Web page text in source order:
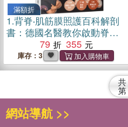
滿額折
1.背脊‧肌筋膜照護百科解剖
書：德國名醫教你啟動脊椎
自癒力，免除運動傷害、筋
骨損傷及矯正體幹不良
79 355
庫存：3
共
第
網站導航 >>